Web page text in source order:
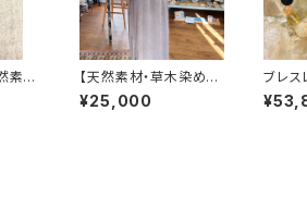
素
【天然素材・草木染め】
ノースリーブワンピー
ス バンブー
¥25,000
ブレス
叡智に
ウ♾